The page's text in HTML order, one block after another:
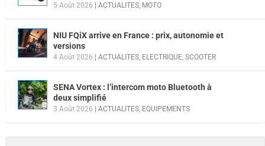
5 Août 2026 ACTUALITES, MOTO
NIU FQiX arrive en France : prix, autonomie et
versions
4 Août 2026 ACTUALITES, ELECTRIQUE, SCOOTER
SENA Vortex : l’intercom moto Bluetooth à
deux simplifié
3 Août 2026 ACTUALITES, EQUIPEMENTS